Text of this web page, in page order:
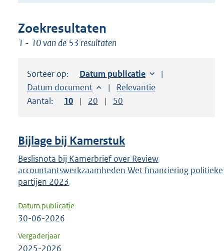
suggesties.
Druk
om
uw
keuze
te
bevestigen.
Zoekresultaten
1 - 10 van de 53 resultaten
Sorteer op: Sorteer op:
Datum publicatie
Sorteer op:
Datum document Sorteer op:
Relevantie
Aantal:
Toon
10 resultaten per pagina
Toon
20 resultaten per pagina
Toon
50
Bijlage bij Kamerstuk
Beslisnota bij Kamerbrief over Review
accountantswerkzaamheden Wet financiering politieke
partijen 2023
Datum publicatie
30-06-2026
Vergaderjaar
2025-2026